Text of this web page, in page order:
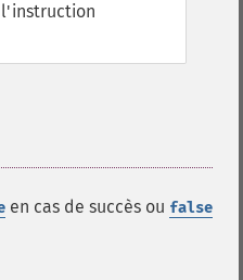
l'instruction
en cas de succès ou false